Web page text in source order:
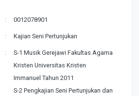
: 0012078901
: Kajian Seni Pertunjukan
:
S-1 Musik Gerejawi Fakultas Agama
Kristen Universitas Kristen
Immanuel Tahun 2011
S-2 Pengkajian Seni Pertunjukan dan